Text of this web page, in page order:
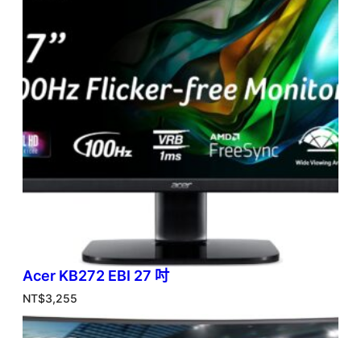
Acer KB272 EBI 27 吋
NT$3,255